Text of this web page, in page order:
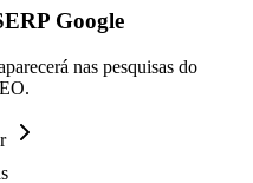
Google
nas pesquisas do